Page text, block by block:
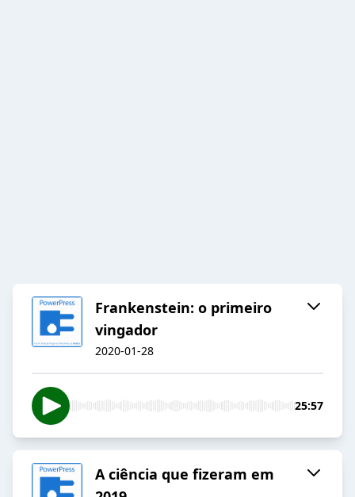
Frankenstein: o primeiro
vingador
2020-01-28
25:57
A ciência que fizeram em